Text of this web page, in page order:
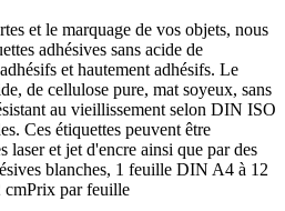
et le marquage de vos objets, nous
adhésives sans acide de
et hautement adhésifs. Le
de cellulose pure, mat soyeux, sans
au vieillissement selon DIN ISO
Ces étiquettes peuvent être
laser et jet d'encre ainsi que par des
blanches, 1 feuille DIN A4 à 12
cmPrix par feuille